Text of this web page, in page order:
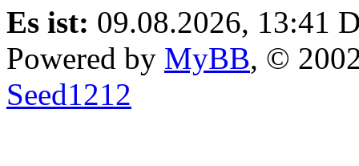
Es ist: 09.08.2026, 13:41
Powered by MyBB, ©
Seed1212